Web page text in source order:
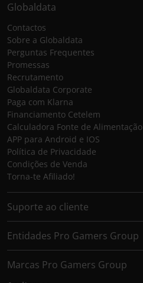
Globaldata
Contactos
Sobre a Globaldata
Perguntas Frequentes
Promessas
Recrutamento
Globaldata Corporate
Paga com Klarna
Financiamento Cetelem
Calculadora Fonte de Alimentação
APP para Android e IOS
Política de Privacidade
Condições de Venda
Torna-te Afiliado!
Suporte ao cliente
Entidades Pro Gamers Group
Marcas Pro Gamers Group